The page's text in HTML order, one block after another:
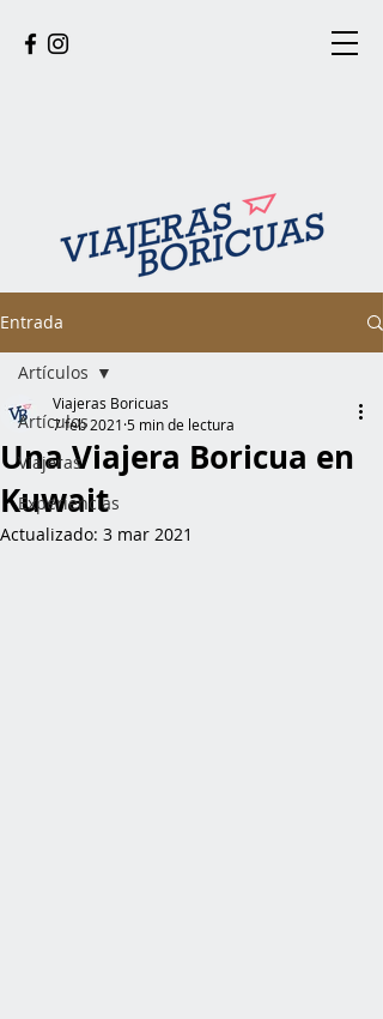
Entrada
Artículos
Viajeras
Experiencias
Artículos
Una Viajera Boricua en
Kuwait
Viajeras Boricuas
7 feb 2021 5 min de lectura
Actualizado: 3 mar 2021